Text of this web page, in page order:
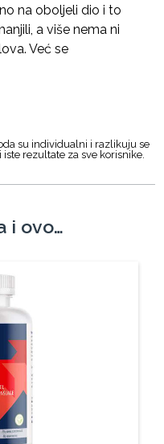
na oboljeli dio i to
a više nema ni
Već se
su individualni i razlikuju se
rezultate za sve korisnike.
i ovo…